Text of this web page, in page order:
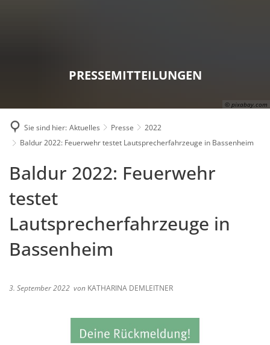
© pixabay.com
PRESSEMITTEILUNGEN
Sie sind hier: Aktuelles Presse
2022
Baldur 2022: Feuerwehr testet Lautsprecherfahrzeuge in Bassenheim
Baldur 2022: Feuerwehr
testet
Lautsprecherfahrzeuge in
Bassenheim
3. September 2022 von KATHARINA DEMLEITNER